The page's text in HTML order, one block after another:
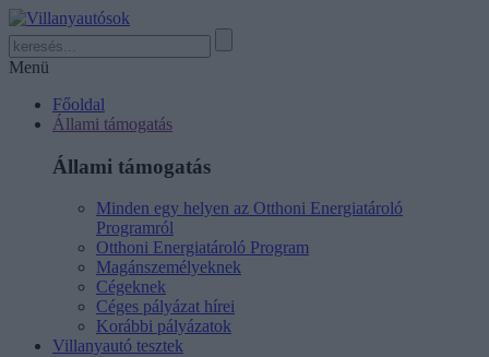
Menü
Főoldal
Állami támogatás
Állami támogatás
Minden egy helyen az Otthoni Energiatároló
Programról
Otthoni Energiatároló Program
Magánszemélyeknek
Cégeknek
Céges pályázat hírei
Korábbi pályázatok
Villanyautó tesztek